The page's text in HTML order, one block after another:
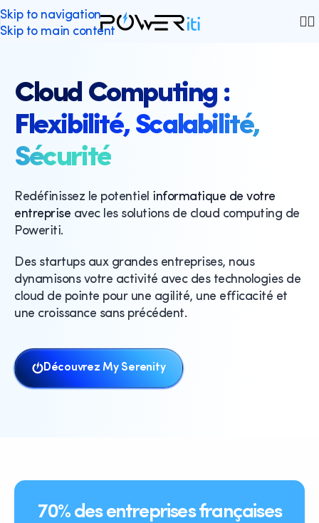
Skip to navigation
Skip to main content
Cloud Computing :
Flexibilité, Scalabilité,
Sécurité
Redéfinissez le potentiel informatique de votre
entreprise avec les solutions de cloud computing de
Poweriti.
Des startups aux grandes entreprises, nous
dynamisons votre activité avec des technologies de
cloud de pointe pour une agilité, une efficacité et
une croissance sans précédent.
Découvrez My Serenity
70% des entreprises françaises